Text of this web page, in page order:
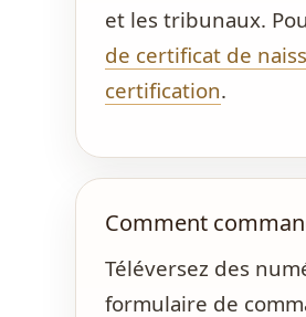
et les tribunaux.
de certificat de
certification.
Comment
Téléversez des
formulaire de